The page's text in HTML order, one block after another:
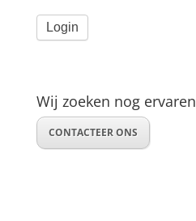
Wij zoeken nog
CONTACTEER ONS